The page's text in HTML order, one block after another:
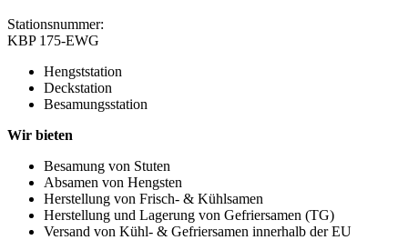
Stationsnummer:
KBP 175-EWG
Hengststation
Deckstation
Besamungsstation
Wir bieten
Besamung von Stuten
Absamen von Hengsten
Herstellung von Frisch- & Kühlsamen
Herstellung und Lagerung von Gefriersamen (TG)
Versand von Kühl- & Gefriersamen innerhalb der EU